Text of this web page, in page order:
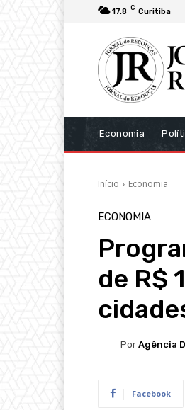
17.8 C Curitiba
Economia
Início Economia
ECONOMIA
de R$
Por Agência
Facebook